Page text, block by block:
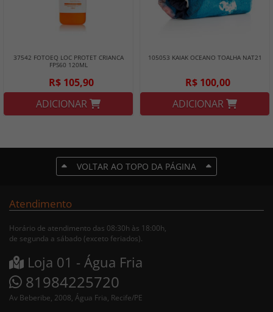
37542 FOTOEQ LOC PROTET CRIANCA
FPS60 120ML
R$ 105,90
ADICIONAR
105053 KAIAK OCEANO TOALHA NAT21
R$ 100,00
ADICIONAR
VOLTAR AO TOPO DA PÁGINA
Atendimento
Horário de atendimento das 08:30h às 18:00h,
de segunda a sábado (exceto feriados).
Loja 01 - Água Fria
81984225720
Av Beberibe, 2008, Água Fria, Recife/PE